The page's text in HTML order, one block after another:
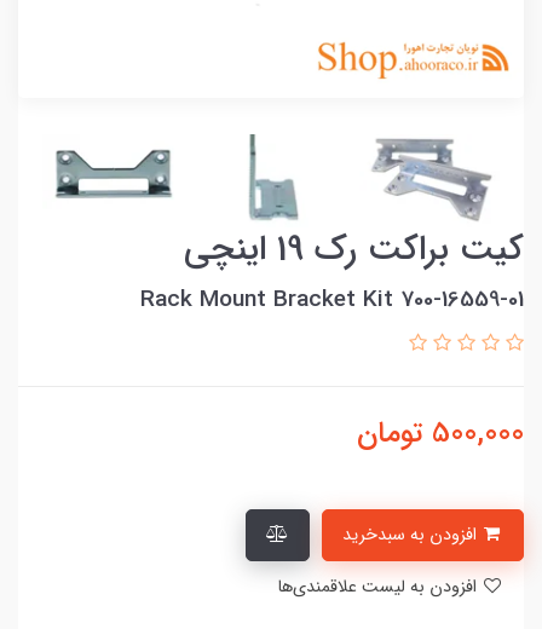
کیت براکت رک 19 اینچی
Rack Mount Bracket Kit 700-16559-01
500,000 تومان